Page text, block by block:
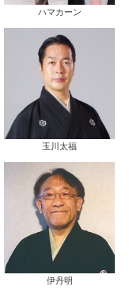
ハマカーン
玉川太福
伊丹明